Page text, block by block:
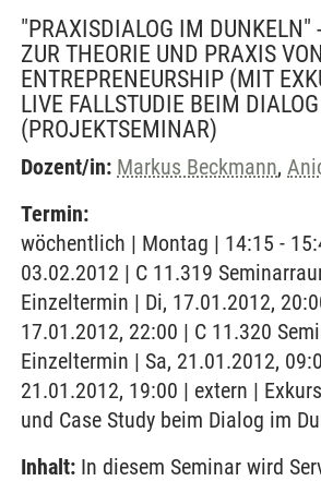
"PRAXISDIALOG IM DUNKELN"
ZUR THEORIE UND PRAXIS
ENTREPRENEURSHIP (MIT
LIVE FALLSTUDIE BEIM
(PROJEKTSEMINAR)
Dozent/in: Markus Beckmann,
Termin:
wöchentlich | Montag | 14:15 -
03.02.2012 | C 11.319
Einzeltermin | Di, 17.01.2012,
17.01.2012, 22:00 | C 11.320
Einzeltermin | Sa, 21.01.2012,
21.01.2012, 19:00 | extern |
und Case Study beim Dialog im
Inhalt: In diesem Seminar wird